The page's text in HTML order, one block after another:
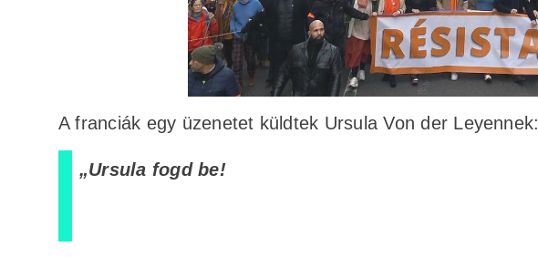
A franciák egy üzenetet küldtek Ursula Von der Leyennek:
„Ursula fogd be!